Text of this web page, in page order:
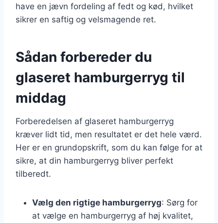
have en jævn fordeling af fedt og kød, hvilket
sikrer en saftig og velsmagende ret.
Sådan forbereder du
glaseret hamburgerryg til
middag
Forberedelsen af glaseret hamburgerryg
kræver lidt tid, men resultatet er det hele værd.
Her er en grundopskrift, som du kan følge for at
sikre, at din hamburgerryg bliver perfekt
tilberedt.
Vælg den rigtige hamburgerryg: Sørg for
at vælge en hamburgerryg af høj kvalitet,